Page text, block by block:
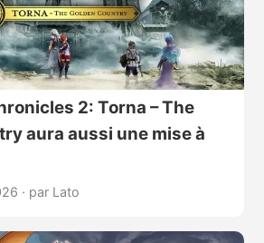
2: Torna – The
aura aussi une mise à
· par Lato